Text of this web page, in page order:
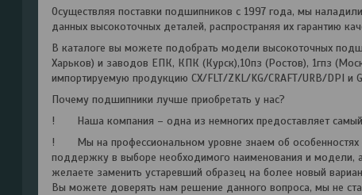
Осуществляя поставки подшипников с 1997 года, мы
данных высокоточных деталей, распространяя их гарантию
В каталоге вы можете подобрать модели высокоточных
Харьков) и заводов ЕПК, КПК (Курск),10пз (Ростов), 1гпз
импортируемую продукцию CX/FLT/ZKL/KG/CRAFT/URB/DPI и
Почему подшипники лучше приобретать у нас?
! Наша компания – одна из немногих предоставляет
! Мы на профессиональном уровне знаем об особенностях
поддержку в выборе необходимого наименования и модели,
желаете заменить устаревший образец на более новый
Вы можете доверять нам решение данного вопроса, мы не